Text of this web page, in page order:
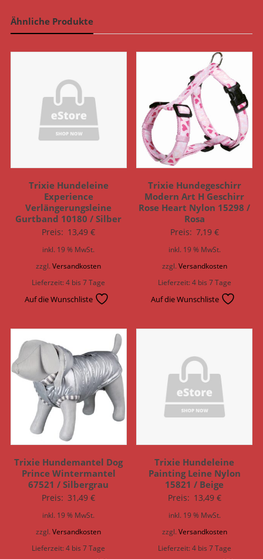
Ähnliche Produkte
Trixie Hundeleine
Experience
Verlängerungsleine
Gurtband 10180 / Silber
Preis: 13,49€
inkl. 19 % MwSt.
zzgl.Versandkosten
Lieferzeit:4 bis 7 Tage
Auf die Wunschliste
Trixie Hundegeschirr
Modern Art H Geschirr
Rose Heart Nylon 15298 /
Rosa
Preis: 7,19 €
inkl. 19 % MwSt.
zzgl. Versandkosten
Lieferzeit:4 bis 7 Tage
Auf die Wunschliste
Trixie Hundemantel Dog
Prince Wintermantel
67521 / Silbergrau
Preis: 31,49€
inkl. 19 % MwSt.
zzgl.Versandkosten
Lieferzeit:4 bis 7 Tage
Trixie Hundeleine
Painting Leine Nylon
15821 / Beige
Preis: 13,49 €
inkl. 19 % MwSt.
zzgl.Versandkosten
Lieferzeit:4 bis 7 Tage